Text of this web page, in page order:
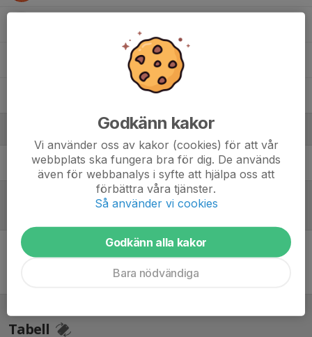
Henrik SchmidtLedare, lagadmin, matchbokningar
Inget referat skrivet
Tabell
Godkänn kakor
Vi använder oss av kakor (cookies) för att vår
webbplats ska fungera bra för dig. De används
även för webbanalys i syfte att hjälpa oss att
förbättra våra tjänster.
Så använder vi cookies
Godkänn alla kakor
Bara nödvändiga